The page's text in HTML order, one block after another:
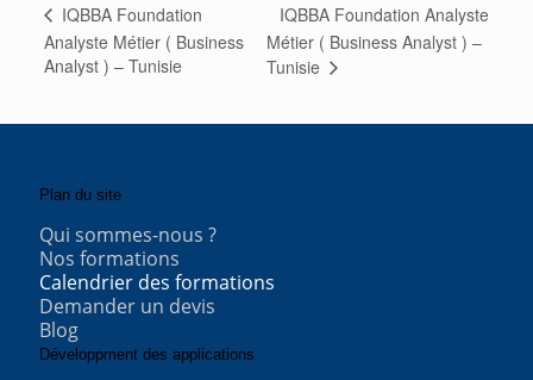
IQBBA Foundation
Analyste Métier ( Business
Analyst ) – Tunisie
IQBBA Foundation Analyste
Métier ( Business Analyst ) –
Tunisie
Plan du site
Qui sommes-nous ?
Nos formations
Calendrier des formations
Demander un devis
Blog
Développment des applications